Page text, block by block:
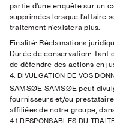
partie d'une enquête sur un
supprimées lorsque l'affaire
traitement n'existera plus.
Finalité: Réclamations
Durée de conservation: Tant
de défendre des actions en
4. DIVULGATION DE VOS
SAMSØE SAMSØE peut
fournisseurs et/ou
affiliées de notre groupe,
4.1 RESPONSABLES DU